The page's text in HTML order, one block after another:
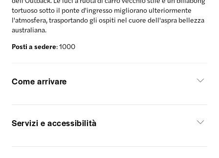
tortuoso sotto il ponte d'ingresso migliorano ulteriormente
l'atmosfera, trasportando gli ospiti nel cuore dell'aspra bellezza
australiana.
Posti a sedere: 1000
Come arrivare
Servizi e accessibilità